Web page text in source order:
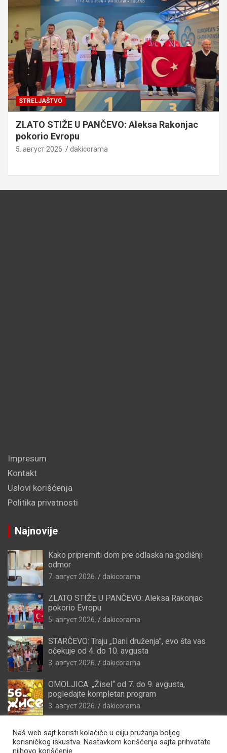
STRELJAŠTVO
ZLATO STIŽE U PANČEVO: Aleksa Rakonjac
pokorio Evropu
5. август 2026. dakicorama
Impresum
Kontakt
Uslovi korišćenja
Politika privatnosti
Najnovije
Kako pripremiti dom pre odlaska na godišnji
odmor
7. август 2026. dakicorama
ZLATO STIŽE U PANČEVO: Aleksa Rakonjac
pokorio Evropu
5. август 2026. dakicorama
STARČEVO: Traju „Dani druženja”, evo šta vas
očekuje od 4. do 10. avgusta
3. август 2026. dakicorama
OMOLJICA: „Žisel“ od 7. do 9. avgusta,
pogledajte kompletan program
3. август 2026. dakicorama
Naš web sajt koristi kolačiće u cilju pružanja boljeg
korisničkog iskustva. Nastavkom korišćenja sajta prihvatate
njihovo korišćenje.